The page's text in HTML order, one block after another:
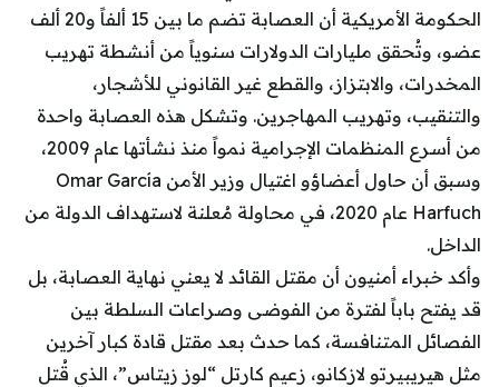
الحكومة الأمريكية أن العصابة تضم ما بين 15 ألفاً و20 ألف
عضو، وتُحقق مليارات الدولارات سنوياً من أنشطة تهريب
المخدرات، والابتزاز، والقطع غير القانوني للأشجار،
والتنقيب، وتهريب المهاجرين. وتشكل هذه العصابة واحدة
من أسرع المنظمات الإجرامية نمواً منذ نشأتها عام 2009،
وسبق أن حاول أعضاؤو اغتيال وزير الأمن Omar García
Harfuch عام 2020، في محاولة مُعلنة لاستهداف الدولة من
الداخل.
وأكد خبراء أمنيون أن مقتل القائد لا يعني نهاية العصابة، بل
قد يفتح باباً لفترة من الفوضى وصراعات السلطة بين
الفصائل المتنافسة، كما حدث بعد مقتل قادة كبار آخرين
مثل هيريبيرتو لازكانو، زعيم كارتل “لوز زيتاس”، الذي قُتل